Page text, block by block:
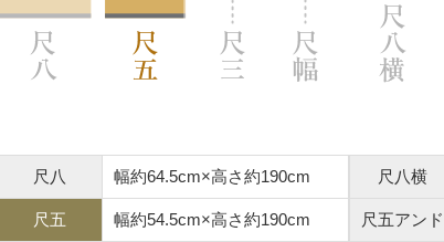
尺八 幅約64.5cm×高さ約190cm
尺五 幅約54.5cm×高さ約190cm
尺八横
尺五アンド